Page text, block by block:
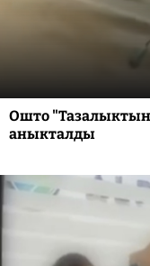
Ошто
аныкталды